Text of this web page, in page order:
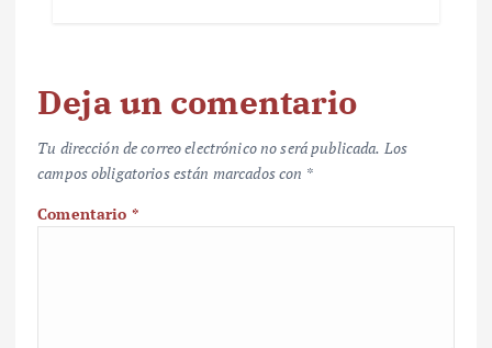
Deja un comentario
Tu dirección de correo electrónico no será publicada. Los
campos obligatorios están marcados con *
Comentario *